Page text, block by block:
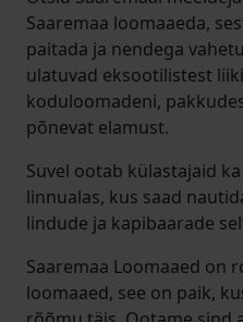
Saaremaa loomaaeda,
paitada ja nendega
ulatuvad eksootilistest
koduloomadeni,
põnevat elamust.
Suvel ootab külastajaid
linnualas, kus saad
lindude ja kapibaarade
Saaremaa Loomaaed on
loomaaed, see on paik,